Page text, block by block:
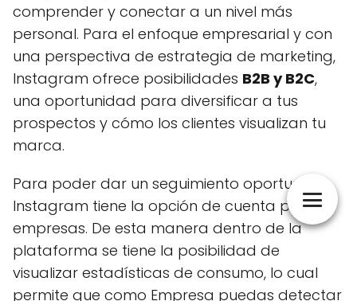
comprender y conectar a un nivel más
personal. Para el enfoque empresarial y con
una perspectiva de estrategia de marketing,
Instagram ofrece posibilidades B2B y B2C,
una oportunidad para diversificar a tus
prospectos y cómo los clientes visualizan tu
marca.
Para poder dar un seguimiento oportuno,
Instagram tiene la opción de cuenta para
empresas. De esta manera dentro de la
plataforma se tiene la posibilidad de
visualizar estadísticas de consumo, lo cual
permite que como Empresa puedas detectar